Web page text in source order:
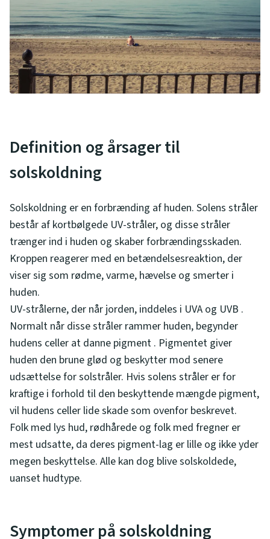
Definition og årsager til
solskoldning
Solskoldning er en forbrænding af huden. Solens stråler
består af kortbølgede UV-stråler, og disse stråler
trænger ind i huden og skaber forbrændingsskaden.
Kroppen reagerer med en betændelsesreaktion, der
viser sig som rødme, varme, hævelse og smerter i
huden.
UV-strålerne, der når jorden, inddeles i UVA og UVB .
Normalt når disse stråler rammer huden, begynder
hudens celler at danne pigment . Pigmentet giver
huden den brune glød og beskytter mod senere
udsættelse for solstråler. Hvis solens stråler er for
kraftige i forhold til den beskyttende mængde pigment,
vil hudens celler lide skade som ovenfor beskrevet.
Folk med lys hud, rødhårede og folk med fregner er
mest udsatte, da deres pigment-lag er lille og ikke yder
megen beskyttelse. Alle kan dog blive solskoldede,
uanset hudtype.
Symptomer på solskoldning